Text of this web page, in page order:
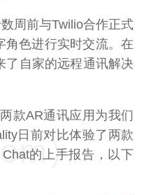
周前与Twilio合作正式
角色进行实时交流。在
了自家的远程通讯解决
款AR通讯应用为我们
日前对比体验了两款
的上手报告，以下
）